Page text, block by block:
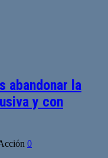
abandonar la
y con
0